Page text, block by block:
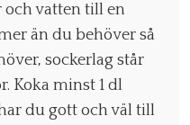
och vatten till en
än du behöver så
sockerlag står
Koka minst 1 dl
du gott och väl till